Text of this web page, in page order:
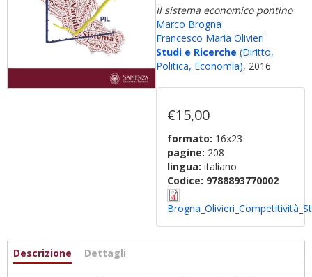
Il sistema economico pontino
Marco Brogna
Francesco Maria Olivieri
Studi e Ricerche (Diritto,
Politica, Economia), 2016
€15,00
formato: 16x23
pagine: 208
lingua: italiano
Codice: 9788893770002
Informazioni
Descrizione (scheda
Dettagli